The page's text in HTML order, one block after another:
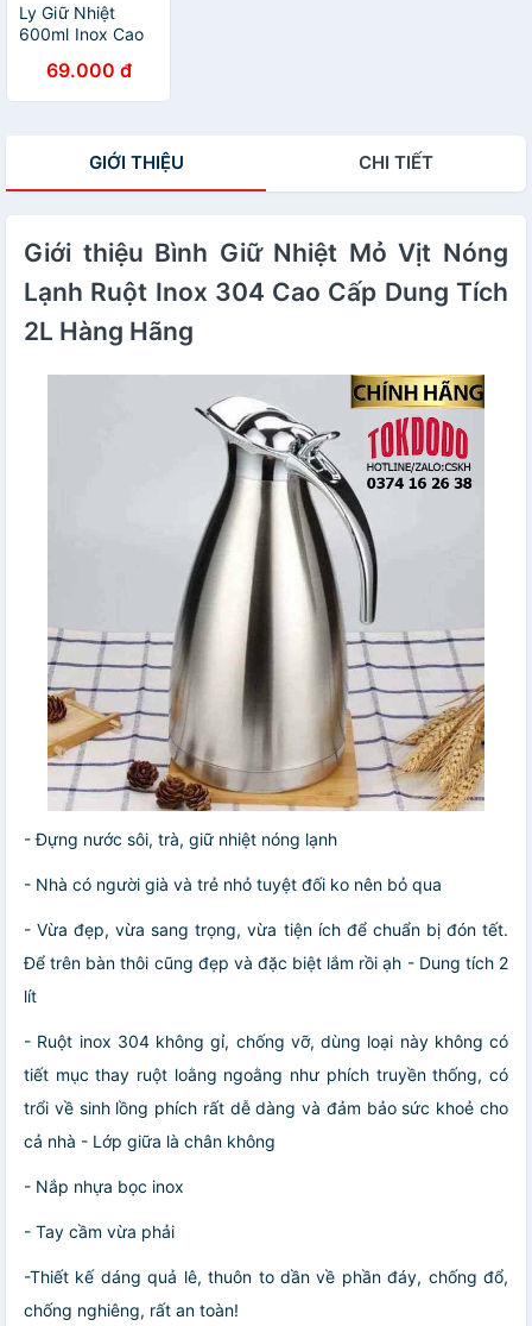
Ly Giữ Nhiệt
600ml Inox Cao
Cốc Uống Nước
Giữ Nhiệt Có Ống
69.000 đ
GIỚI THIỆU CHI TIẾT
Giới thiệu Bình Giữ Nhiệt Mỏ Vịt Nóng
Lạnh Ruột Inox 304 Cao Cấp Dung Tích
2L Hàng Hãng
- Đựng nước sôi, trà, giữ nhiệt nóng lạnh
- Nhà có người già và trẻ nhỏ tuyệt đối ko nên bỏ qua
- Vừa đẹp, vừa sang trọng, vừa tiện ích để chuẩn bị đón tết.
Để trên bàn thôi cũng đẹp và đặc biệt lắm rồi ạh - Dung tích 2
lít
- Ruột inox 304 không gỉ, chống vỡ, dùng loại này không có
tiết mục thay ruột loằng ngoằng như phích truyền thống, có
trổi về sinh lồng phích rất dễ dàng và đảm bảo sức khoẻ cho
cả nhà - Lớp giữa là chân không
- Nắp nhựa bọc inox
- Tay cầm vừa phải
-Thiết kế dáng quả lê, thuôn to dần về phần đáy, chống đổ,
chống nghiêng, rất an toàn!